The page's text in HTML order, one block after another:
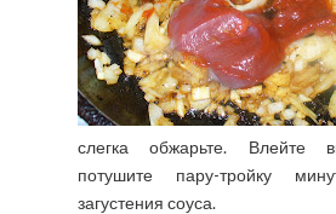
слегка обжарьте. Влейте
потушите пару-тройку
загустения соуса.